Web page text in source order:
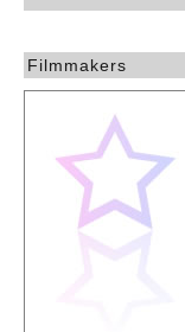
Filmmakers